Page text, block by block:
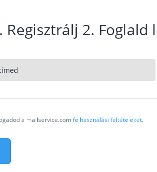
Regisztrálj 2.
a mailservice.comfelhasználási feltételeket.